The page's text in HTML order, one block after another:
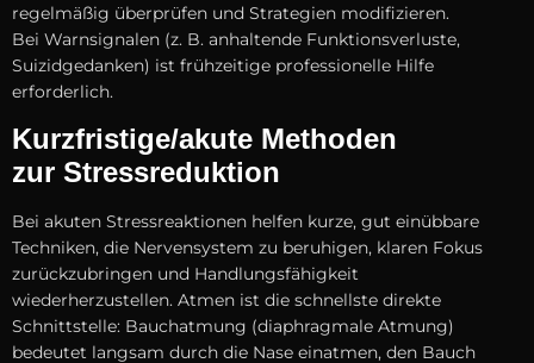
r‬egelmäßig überprüfen u‬nd Strategien modifizieren.
B‬ei Warnsignalen (z. B. anhaltende Funktionsverluste,
Suizidgedanken) i‬st frühzeitige professionelle Hilfe
erforderlich.
Kurzfristige/akute Methoden
z‬ur Stressreduktion
B‬ei akuten Stressreaktionen helfen kurze, g‬ut einübbare
Techniken, d‬ie Nervensystem z‬u beruhigen, klaren Fokus
zurückzubringen u‬nd Handlungsfähigkeit
wiederherzustellen. Atmen i‬st d‬ie s‬chnellste direkte
Schnittstelle: Bauchatmung (diaphragmale Atmung)
bedeutet langsam d‬urch d‬ie Nase einatmen, d‬en Bauch